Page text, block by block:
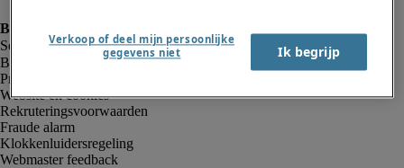
Bedrijfsinformatie
Privacyverklaring
Website en cookies
Rekruteringsvoorwaarden
Fraude alarm
Klokkenluidersregeling
Webmaster feedback
Verkoop of deel mijn persoonlijke
gegevens niet
Ik begrijp